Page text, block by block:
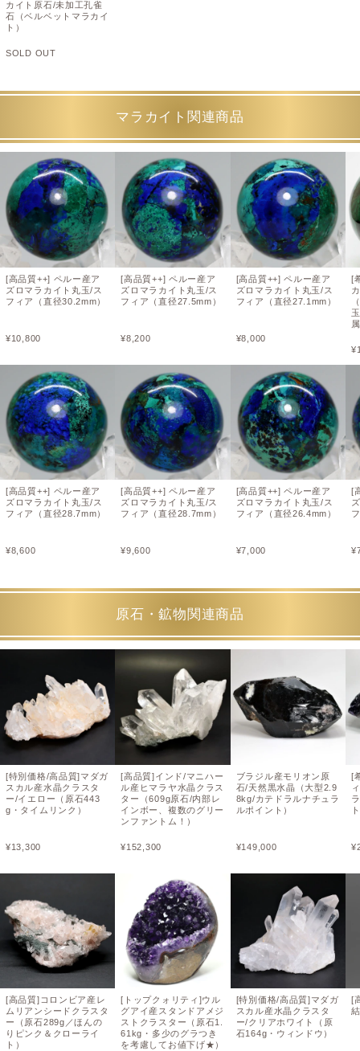
カイト原石/未加工孔雀
石（ベルベットマラカイ
ト）
SOLD OUT
マラカイト関連商品
[高品質++] ペルー産ア
ズロマラカイト丸玉/ス
フィア（直径30.2mm）
¥10,800
[高品質++] ペルー産ア
ズロマラカイト丸玉/ス
フィア（直径28.7mm）
¥8,600
[高品質++] ペルー産ア
ズロマラカイト丸玉/ス
フィア（直径27.5mm）
¥8,200
[高品質++] ペルー産ア
ズロマラカイト丸玉/ス
フィア（直径28.7mm）
¥9,600
[高品質++] ペルー産ア
ズロマラカイト丸玉/ス
フィア（直径27.1mm）
¥8,000
[高品質++] ペルー産ア
ズロマラカイト丸玉/ス
フィア（直径26.4mm）
¥7,000
[
¥
[
¥
原石・鉱物関連商品
[特別価格/高品質]マダガ
スカル産水晶クラスタ
ー/イエロー（原石443
g・タイムリンク）
¥13,300
[高品質]コロンビア産レ
ムリアンシードクラスタ
ー（原石289g／ほんの
りピンク＆クローライ
ト）
[高品質]インド/マニハー
ル産ヒマラヤ水晶クラス
ター（609g原石/内部レ
インボー、複数のグリー
ンファントム！）
¥152,300
[トップクォリティ]ウル
グアイ産スタンドアメジ
ストクラスター（原石1.
61kg・多少のグラつき
を考慮してお値下げ★）
ブラジル産モリオン原
石/天然黒水晶（大型2.9
8kg/カテドラルナチュラ
ルポイント）
¥149,000
[特別価格/高品質]マダガ
スカル産水晶クラスタ
ー/クリアホワイト（原
石164g・ウィンドウ）
[
¥
[